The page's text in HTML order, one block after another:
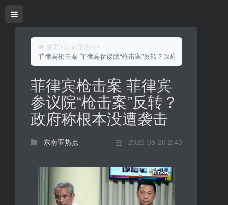
首页
东南亚热点
菲律宾枪击案 菲律宾参议院“枪击案”反转？政府称根本没遭袭击
菲律宾枪击案 菲律宾
参议院“枪击案”反转？
政府称根本没遭袭击
东南亚热点 2026-05-20 2:43